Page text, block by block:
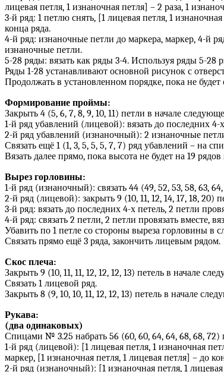
лицевая петля, 1 изнаночная петля] – 2 раза, 1
3-й ряд: 1 петлю снять, [1 лицевая петля, 1
конца ряда.
4-й ряд: изнаночные петли до маркера, маркер, 4-й
изнаночные петли.
5-28 ряды: вязать как ряды 3-4. Используя ряды 5-28
Ряды 1-28 устанавливают основной рисунок с
Продолжать в установленном порядке, пока не
Формирование проймы:
Закрыть 4 (5, 6, 7, 8, 9, 10, 11) петли в начале
1-й ряд убавлений (лицевой): вязать до последних
2-й ряд убавлений (изнаночный): 2 изнаночные
Связать ещё 1 (1, 3, 5, 5, 5, 7, 7) ряд убавлений – на
Вязать далее прямо, пока высота не будет на 19
Вырез горловины:
1-й ряд (изнаночный): связать 44 (49, 52, 53, 58, 63,
2-й ряд (лицевой): закрыть 9 (10, 11, 12, 14, 17, 18, 20)
3-й ряд: вязать до последних 4-х петель, 2 петли
4-й ряд: связать 2 петли, 2 петли провязать вместе,
Убавить по 1 петле со стороны выреза горловины в
Связать прямо ещё 3 ряда, закончить лицевым рядом.
Скос плеча:
Закрыть 9 (10, 11, 11, 12, 12, 12, 13) петель в начале
Связать 1 лицевой ряд.
Закрыть 8 (9, 10, 10, 11, 12, 12, 13) петель в начале
Рукава:
(два одинаковых)
Спицами № 3.25 набрать 56 (60, 60, 64, 64, 68, 68, 72)
1-й ряд (лицевой): [1 лицевая петля, 1 изнаночная
маркер, [1 изнаночная петля, 1 лицевая петля] – до
2-й ряд (изнаночный): [1 изнаночная петля, 1